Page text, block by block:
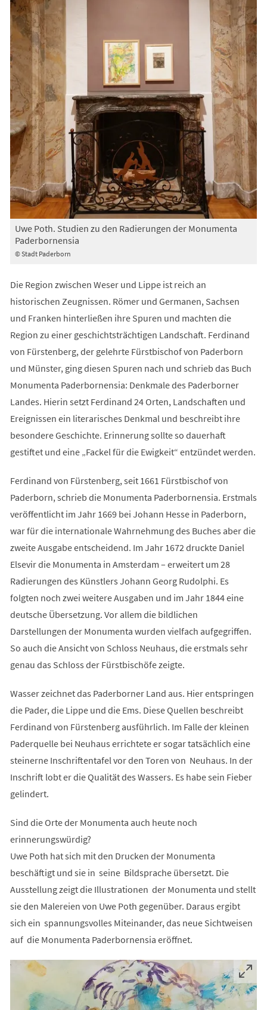
© Stadt Paderborn
Uwe Poth. Studien zu den Radierungen der Monumenta
Paderbornensia
Die Region zwischen Weser und Lippe ist reich an
historischen Zeugnissen. Römer und Germanen, Sachsen
und Franken hinterließen ihre Spuren und machten die
Region zu einer geschichtsträchtigen Landschaft. Ferdinand
von Fürstenberg, der gelehrte Fürstbischof von Paderborn
und Münster, ging diesen Spuren nach und schrieb das Buch
Monumenta Paderbornensia: Denkmale des Paderborner
Landes. Hierin setzt Ferdinand 24 Orten, Landschaften und
Ereignissen ein literarisches Denkmal und beschreibt ihre
besondere Geschichte. Erinnerung sollte so dauerhaft
gestiftet und eine „Fackel für die Ewigkeit“ entzündet werden.
Ferdinand von Fürstenberg, seit 1661 Fürstbischof von
Paderborn, schrieb die Monumenta Paderbornensia. Erstmals
veröffentlicht im Jahr 1669 bei Johann Hesse in Paderborn,
war für die internationale Wahrnehmung des Buches aber die
zweite Ausgabe entscheidend. Im Jahr 1672 druckte Daniel
Elsevir die Monumenta in Amsterdam – erweitert um 28
Radierungen des Künstlers Johann Georg Rudolphi. Es
folgten noch zwei weitere Ausgaben und im Jahr 1844 eine
deutsche Übersetzung. Vor allem die bildlichen
Darstellungen der Monumenta wurden vielfach aufgegriffen.
So auch die Ansicht von Schloss Neuhaus, die erstmals sehr
genau das Schloss der Fürstbischöfe zeigte.
Wasser zeichnet das Paderborner Land aus. Hier entspringen
die Pader, die Lippe und die Ems. Diese Quellen beschreibt
Ferdinand von Fürstenberg ausführlich. Im Falle der kleinen
Paderquelle bei Neuhaus errichtete er sogar tatsächlich eine
steinerne Inschriftentafel vor den Toren von Neuhaus. In der
Inschrift lobt er die Qualität des Wassers. Es habe sein Fieber
gelindert.
Sind die Orte der Monumenta auch heute noch
erinnerungswürdig?
Uwe Poth hat sich mit den Drucken der Monumenta
beschäftigt und sie in seine Bildsprache übersetzt. Die
Ausstellung zeigt die Illustrationen der Monumenta und stellt
sie den Malereien von Uwe Poth gegenüber. Daraus ergibt
sich ein spannungsvolles Miteinander, das neue Sichtweisen
auf die Monumenta Paderbornensia eröffnet.